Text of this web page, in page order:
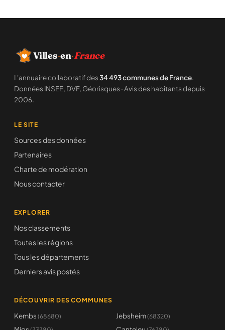
Villes·en·France
L'annuaire collaboratif des34 493 communes de France.
Données INSEE, DVF, Géorisques · Avis des habitants depuis
2006.
LE SITE
Sources des données
Partenaires
Charte de modération
Nous contacter
EXPLORER
Nos classements
Toutes les régions
Tous les départements
Derniers avis postés
DÉCOUVRIR DES COMMUNES
Kembs (68680) Jebsheim(68320)